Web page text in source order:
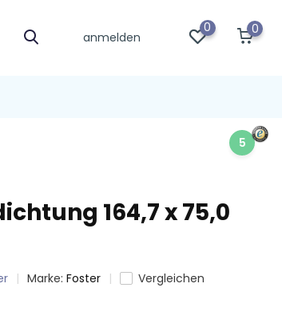
anmelden
0 0
5
164,7 x 75,0
Marke:Foster Vergleichen